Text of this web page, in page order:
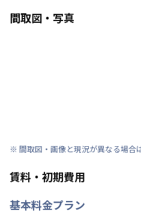
間取図・写真
※ 間取図・画像と現況が異なる場合
賃料・初期費用
基本料金プラン